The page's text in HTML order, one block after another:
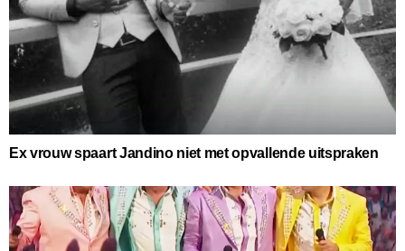
Ex vrouw spaart Jandino niet met opvallende uitspraken